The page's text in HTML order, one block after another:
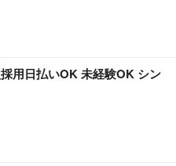
用日払いOK 未経験OK シン